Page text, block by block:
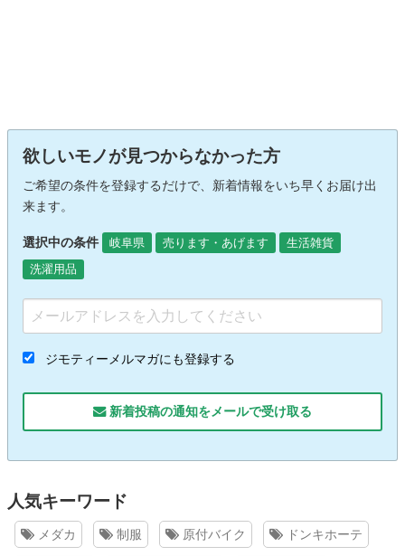
欲しいモノが見つからなかった方
ご希望の条件を登録するだけで、新着情報をいち早くお届け出
来ます。
選択中の条件 岐阜県 売ります・あげます
生活雑貨
洗濯用品
ジモティーメルマガにも登録する
新着投稿の通知をメールで受け取る
人気キーワード
メダカ 制服 原付バイク ドンキホーテ